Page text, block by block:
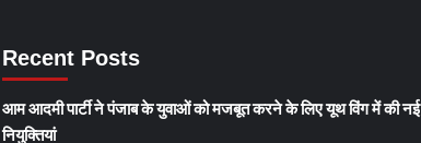
Recent Posts
आम आदमी पार्टी ने पंजाब के युवाओं को मजबूत करने के लिए यूथ विंग में की नई
नियुक्तियां